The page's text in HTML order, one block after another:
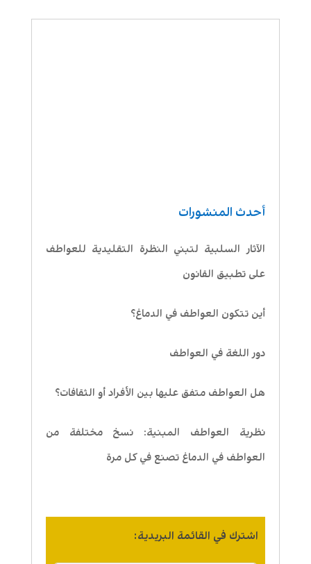
أحدث المنشورات
الآثار السلبية لتبني النظرة التقليدية للعواطف
على تطبيق القانون
أين تتكون العواطف في الدماغ؟
دور اللغة في العواطف
هل العواطف متفق عليها بين الأفراد أو الثقافات؟
نظرية العواطف المبنية: نسخ مختلفة من
العواطف في الدماغ تصنع في كل مرة
اشترك في القائمة البريدية: